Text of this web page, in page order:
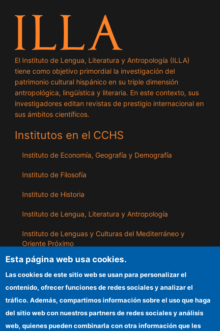
El Instituto de Lengua, Literatura y Antropología (ILLA)
tiene como objetivo primordial la investigación del
patrimonio cultural hispánico en su triple dimensión
antropológica, lingüística y literaria. En este contexto, sus
investigadores editan revistas de prestigio internacional en
sus ámbitos científicos.
Institutos en el CCHS
Instituto de Economía, Geografía y Demografía
Instituto de Filosofía
Instituto de Historia
Instituto de Lengua, Literatura y Antropología
Instituto de Lenguas y Culturas del Mediterráneo y
Oriente Próximo
Instituto de Políticas y Bienes Públicos
ILLA
Sede electrónica CSIC
Esta página web usa cookies.
Las cookies de este sitio web se usan para personalizar el
contenido, ofrecer funciones de redes sociales y analizar el
tráfico. Además, compartimos información sobre el uso que haga
del sitio web con nuestros partners de redes sociales y análisis
web, quienes pueden combinarla con otra información que les